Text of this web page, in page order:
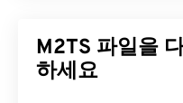
M2TS 파일을
하세요